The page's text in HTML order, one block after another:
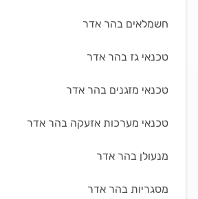
חשמלאים בהר אדר
טכנאי גז בהר אדר
טכנאי מזגנים בהר אדר
טכנאי מערכות אזעקה בהר אדר
מנעולן בהר אדר
מסגריות בהר אדר